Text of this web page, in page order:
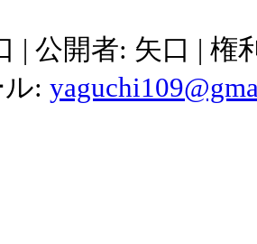
| 公開者: 矢口 |
: